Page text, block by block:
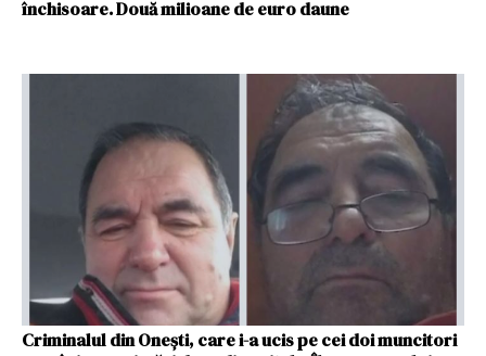
închisoare. Două milioane de euro daune
Criminalul din Onești, care i-a ucis pe cei doi muncitori